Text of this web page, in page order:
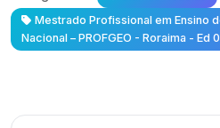
Mestrado Profissional em Ensino
Nacional – PROFGEO - Roraima - Ed